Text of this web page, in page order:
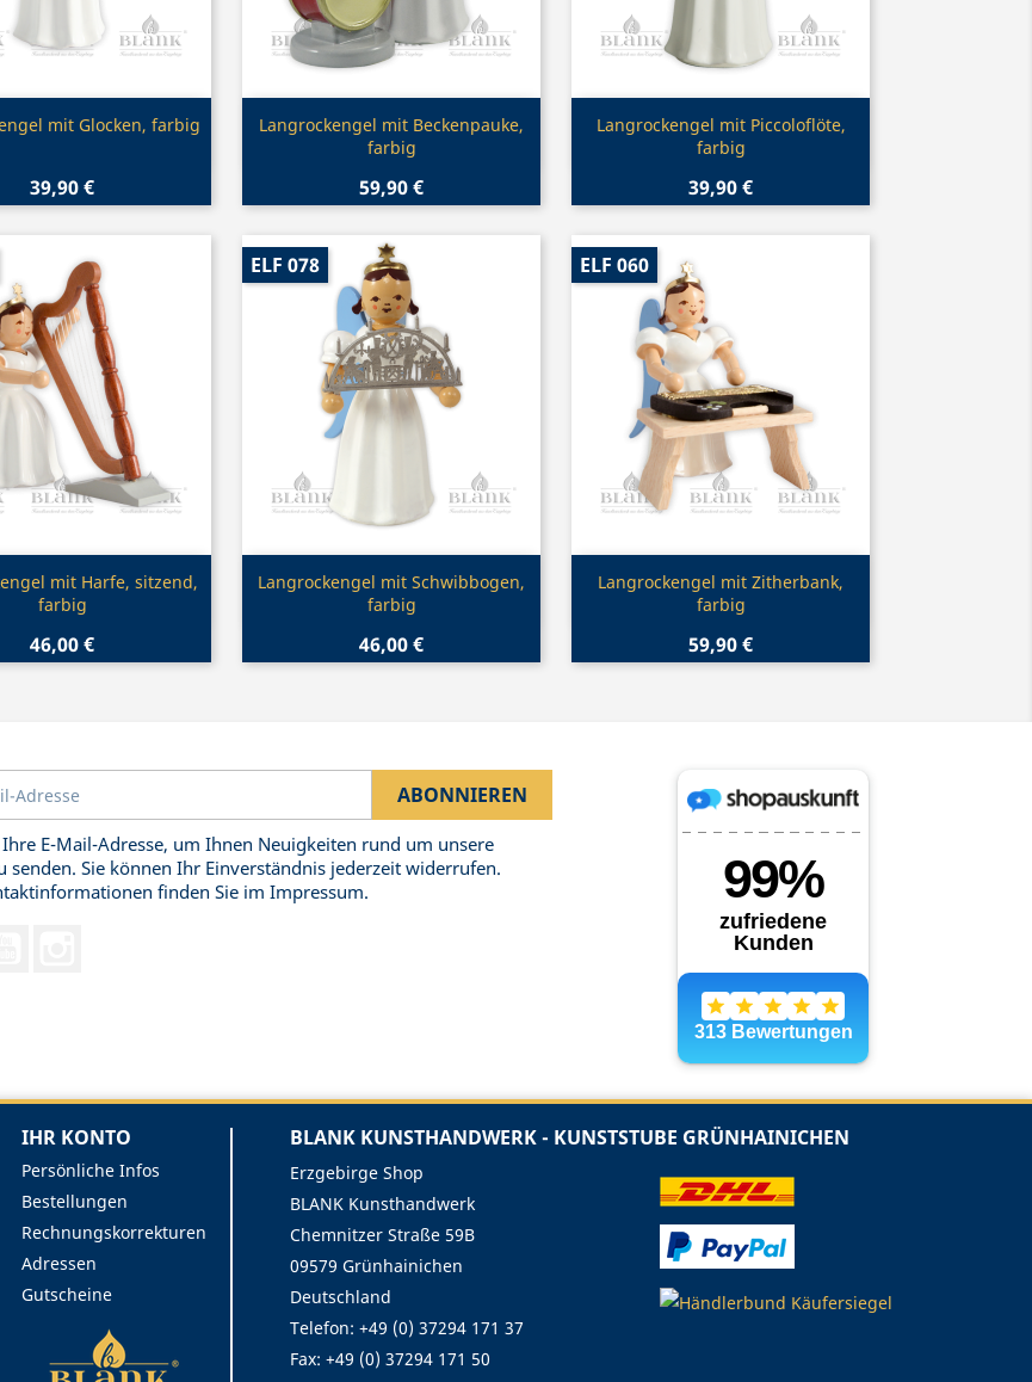
Vorschau
mit Glocken, farbig
39,90 €
Vorschau
Langrockengel mit Beckenpauke,
farbig
59,90 €
Vorschau
Langrockengel mit Piccoloflöte,
farbig
39,90 €
Vorschau
mit Harfe, sitzend,
farbig
46,00 €
Vorschau
Langrockengel mit Schwibbogen,
farbig
46,00 €
ELF 078
Vorschau
Langrockengel mit Zitherbank,
farbig
59,90 €
ELF 060
E-Mail-Adresse, um Ihnen Neuigkeiten rund um unsere
senden. Sie können Ihr Einverständnis jederzeit widerrufen.
finden Sie im Impressum.
IHR KONTO
Persönliche Infos
Bestellungen
Rechnungskorrekturen
Adressen
Gutscheine
BLANK KUNSTHANDWERK - KUNSTSTUBE GRÜNHAINICHEN
Erzgebirge Shop
BLANK Kunsthandwerk
Chemnitzer Straße 59B
09579 Grünhainichen
Deutschland
Telefon: +49 (0) 37294 171 37
Fax: +49 (0) 37294 171 50